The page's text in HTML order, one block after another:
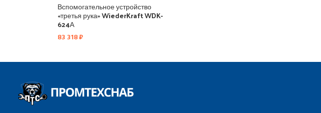
Вспомогательное устройство
«третья рука» WiederKraft WDK-
624А
83 318₽